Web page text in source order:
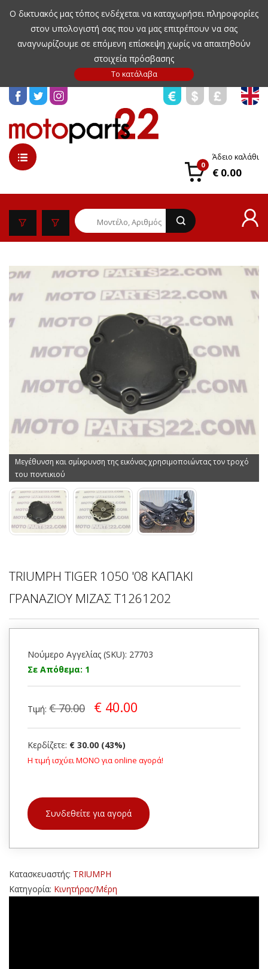
Ο δικτυακός μας τόπος ενδέχεται να καταχωρήσει πληροφορίες
στον υπολογιστή σας που να μας επιτρέπουν να σας
αναγνωρίζουμε σε επόμενη επίσκεψη χωρίς να απαιτηθούν
στοιχεία πρόσβασης
0
Άδειο καλάθι
€ 0.00
Μεγέθυνση και σμίκρυνση της εικόνας χρησιμοποιώντας τον τροχό
του ποντικιού
TRIUMPH TIGER 1050 '08 ΚΑΠΑΚΙ
ΓΡΑΝΑΖΙΟΥ ΜΙΖΑΣ T1261202
Νούμερο Αγγελίας (SKU): 27703
Σε Απόθεμα: 1
Τιμή: € 70.00 € 40.00
Κερδίζετε: € 30.00 (43%)
Η τιμή ισχύει ΜΟΝΟ για online αγορά!
Συνδεθείτε για αγορά
Κατασκευαστής: TRIUMPH
Κατηγορία: Κινητήρας/Μέρη